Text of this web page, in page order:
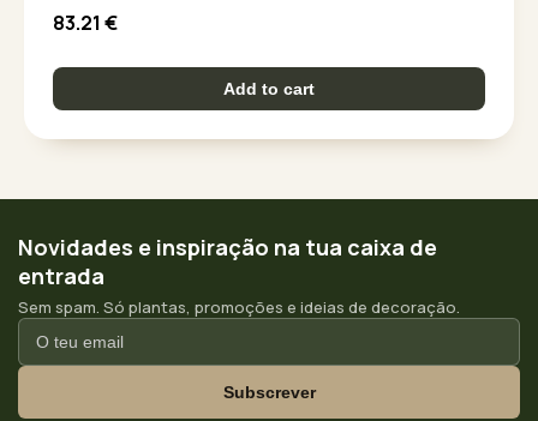
83.21 €
Add to cart
Novidades e inspiração na tua caixa de
entrada
Sem spam. Só plantas, promoções e ideias de decoração.
Subscrever